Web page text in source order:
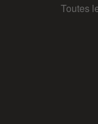
Toutes